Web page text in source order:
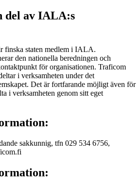
del av IALA:s
finska staten medlem i IALA.
den nationella beredningen och
för organisationen. Traficom
i verksamheten under det
Det är fortfarande möjligt även för
i verksamheten genom sitt eget
sakkunnig, tfn 029 534 6756,